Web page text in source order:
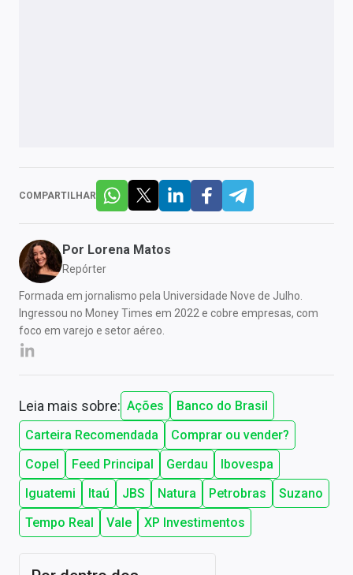
COMPARTILHAR
Por Lorena Matos
Repórter
Formada em jornalismo pela Universidade Nove de Julho.
Ingressou no Money Times em 2022 e cobre empresas, com
foco em varejo e setor aéreo.
Leia mais sobre: Ações
Banco do Brasil
Carteira Recomendada
Comprar ou vender?
Copel
Feed Principal Gerdau
Ibovespa
Iguatemi
Itaú JBS Natura Petrobras
Suzano
Tempo Real
Vale XP Investimentos